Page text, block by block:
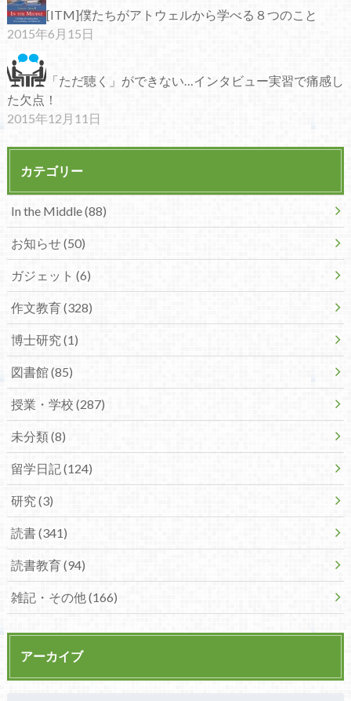
[ITM]僕たちがアトウェルから学べる８つのこと
2015年6月15日
「ただ聴く」ができない…インタビュー実習で痛感し
た欠点！
2015年12月11日
カテゴリー
In the Middle (88)
お知らせ (50)
ガジェット (6)
作文教育 (328)
博士研究 (1)
図書館 (85)
授業・学校 (287)
未分類 (8)
留学日記 (124)
研究 (3)
読書 (341)
読書教育 (94)
雑記・その他 (166)
アーカイブ